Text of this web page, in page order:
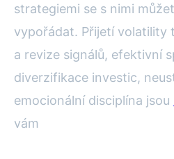
strategiemi se s nimi
vypořádat. Přijetí volatility
a revize signálů, efektivní
diverzifikace investic,
emocionální disciplína jsou
vám